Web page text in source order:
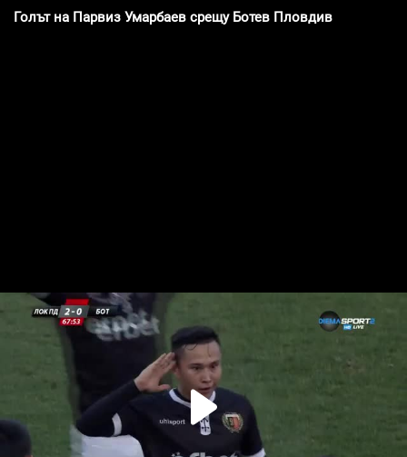
Голът на Парвиз Умарбаев срещу Ботев Пловдив